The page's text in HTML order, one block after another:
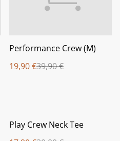
Performance Crew (M)
19,90 €39,90 €
%
Play Crew Neck Tee